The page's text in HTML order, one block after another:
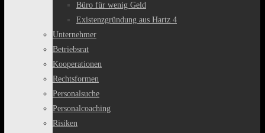
Büro für wenig Geld
Existenzgründung aus Hartz 4
Unternehmer
Betriebsrat
Kooperationen
Rechtsformen
Personalsuche
Personalcoaching
Risiken